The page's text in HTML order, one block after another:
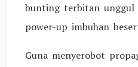
bunting terbitan unggul
power-up imbuhan
Guna menyerobot